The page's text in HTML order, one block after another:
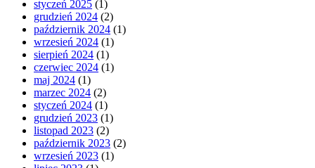
styczeń 2025 (1)
grudzień 2024 (2)
październik 2024 (1)
wrzesień 2024 (1)
sierpień 2024 (1)
czerwiec 2024 (1)
maj 2024 (1)
marzec 2024 (2)
styczeń 2024 (1)
grudzień 2023 (1)
listopad 2023 (2)
październik 2023 (2)
wrzesień 2023 (1)